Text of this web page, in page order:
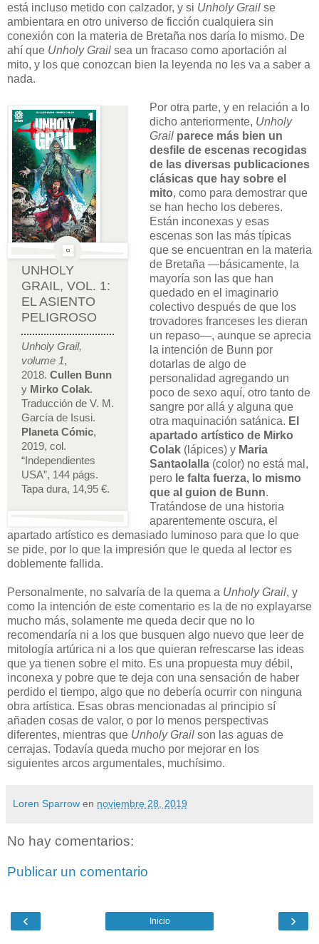
está incluso metido con calzador, y si Unholy Grail se
ambientara en otro universo de ficción cualquiera sin
conexión con la materia de Bretaña nos daría lo mismo. De
ahí que Unholy Grail sea un fracaso como aportación al
mito, y los que conozcan bien la leyenda no les va a saber a
nada.
UNHOLY
GRAIL, VOL. 1:
EL ASIENTO
PELIGROSO
Unholy Grail,
volume 1,
2018. Cullen Bunn
y Mirko Colak.
Traducción de V. M.
García de Isusi.
Planeta Cómic,
2019, col.
“Independientes
USA”, 144 págs.
Tapa dura, 14,95 €.
Por otra parte, y en relación a lo
dicho anteriormente, Unholy
Grail parece más bien un
desfile de escenas recogidas
de las diversas publicaciones
clásicas que hay sobre el
mito, como para demostrar que
se han hecho los deberes.
Están inconexas y esas
escenas son las más típicas
que se encuentran en la materia
de Bretaña —básicamente, la
mayoría son las que han
quedado en el imaginario
colectivo después de que los
trovadores franceses les dieran
un repaso—, aunque se aprecia
la intención de Bunn por
dotarlas de algo de
personalidad agregando un
poco de sexo aquí, otro tanto de
sangre por allá y alguna que
otra maquinación satánica. El
apartado artístico de Mirko
Colak (lápices) y Maria
Santaolalla (color) no está mal,
pero le falta fuerza, lo mismo
que al guion de Bunn.
Tratándose de una historia
aparentemente oscura, el
apartado artístico es demasiado luminoso para que lo que
se pide, por lo que la impresión que le queda al lector es
doblemente fallida.
Personalmente, no salvaría de la quema a Unholy Grail, y
como la intención de este comentario es la de no explayarse
mucho más, solamente me queda decir que no lo
recomendaría ni a los que busquen algo nuevo que leer de
mitología artúrica ni a los que quieran refrescarse las ideas
que ya tienen sobre el mito. Es una propuesta muy débil,
inconexa y pobre que te deja con una sensación de haber
perdido el tiempo, algo que no debería ocurrir con ninguna
obra artística. Esas obras mencionadas al principio sí
añaden cosas de valor, o por lo menos perspectivas
diferentes, mientras que Unholy Grail son las aguas de
cerrajas. Todavía queda mucho por mejorar en los
siguientes arcos argumentales, muchísimo.
Loren Sparrow en noviembre 28, 2019
No hay comentarios:
Publicar un comentario
‹ ›
Inicio